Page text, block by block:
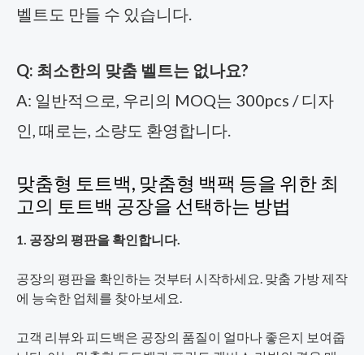
벨트도 만들 수 있습니다.
Q: 최소한의 맞춤 벨트는 없나요?
A: 일반적으로, 우리의 MOQ는 300pcs / 디자
인, 때로는, 소량도 환영합니다.
맞춤형 토트백, 맞춤형 백팩 등을 위한 최
고의 토트백 공장을 선택하는 방법
1. 공장의 평판을 확인합니다.
공장의 평판을 확인하는 것부터 시작하세요. 맞춤 가방 제작
에 능숙한 업체를 찾아보세요.
고객 리뷰와 피드백은 공장의 품질이 얼마나 좋은지 보여줍